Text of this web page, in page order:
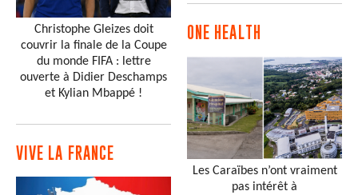
Christophe Gleizes doit
couvrir la finale de la Coupe
du monde FIFA : lettre
ouverte à Didier Deschamps
et Kylian Mbappé !
VIVE LA FRANCE
ONE HEALTH
Les Caraïbes n’ont vraiment
pas intérêt à